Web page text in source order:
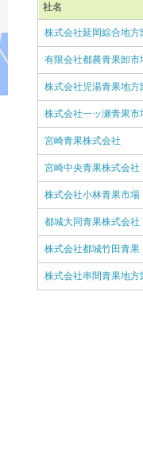
社名
株式会社延岡綜合地方
有限会社都農青果卸市
株式会社児湯青果地方
株式会社一ッ瀬青果市
宮崎青果株式会社
宮崎中央青果株式会社
株式会社小林青果市場
都城大同青果株式会社
株式会社都城竹田青果
株式会社串間青果地方